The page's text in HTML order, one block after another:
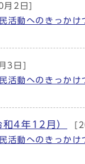
月2日]
活動へのきっかけ
3日]
活動へのきっかけ
和4年12月）
活動へのきっかけ